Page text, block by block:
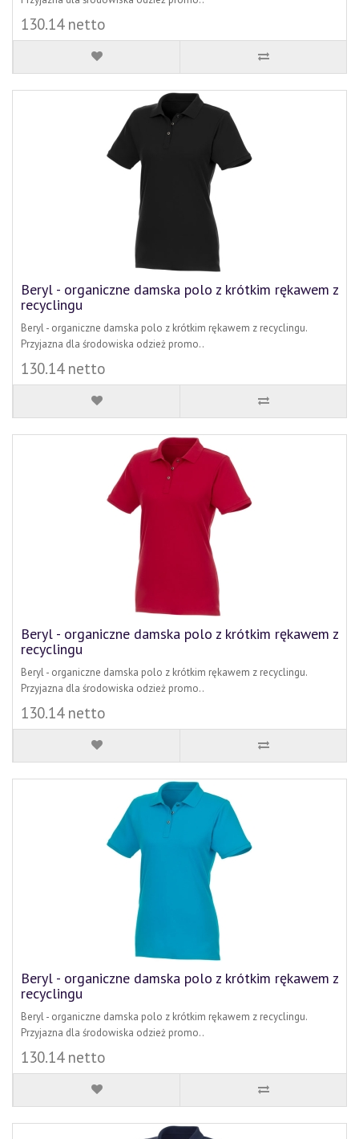
130.14 netto
Beryl - organiczne damska polo z krótkim rękawem z
recyclingu
Beryl - organiczne damska polo z krótkim rękawem z recyclingu.
Przyjazna dla środowiska odzież promo..
130.14 netto
Beryl - organiczne damska polo z krótkim rękawem z
recyclingu
Beryl - organiczne damska polo z krótkim rękawem z recyclingu.
Przyjazna dla środowiska odzież promo..
130.14 netto
Beryl - organiczne damska polo z krótkim rękawem z
recyclingu
Beryl - organiczne damska polo z krótkim rękawem z recyclingu.
Przyjazna dla środowiska odzież promo..
130.14 netto